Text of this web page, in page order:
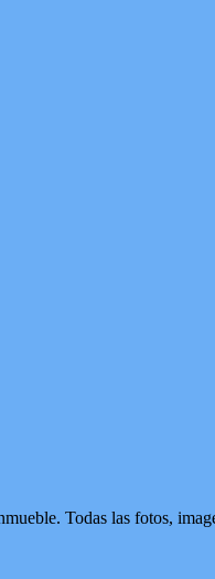
Todas las fotos,